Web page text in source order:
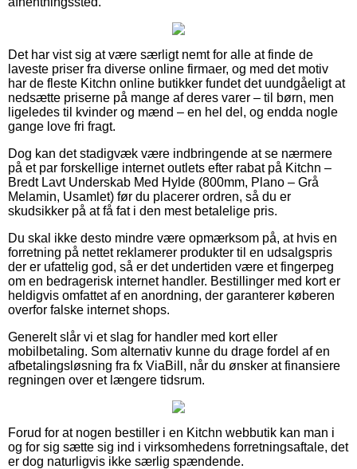
Det har vist sig at være særligt nemt for alle at finde de
laveste priser fra diverse online firmaer, og med det motiv
har de fleste Kitchn online butikker fundet det uundgåeligt at
nedsætte priserne på mange af deres varer – til børn, men
ligeledes til kvinder og mænd – en hel del, og endda nogle
gange love fri fragt.
Dog kan det stadigvæk være indbringende at se nærmere
på et par forskellige internet outlets efter rabat på Kitchn –
Bredt Lavt Underskab Med Hylde (800mm, Plano – Grå
Melamin, Usamlet) før du placerer ordren, så du er
skudsikker på at få fat i den mest betalelige pris.
Du skal ikke desto mindre være opmærksom på, at hvis en
forretning på nettet reklamerer produkter til en udsalgspris
der er ufattelig god, så er det undertiden være et fingerpeg
om en bedragerisk internet handler. Bestillinger med kort er
heldigvis omfattet af en anordning, der garanterer køberen
overfor falske internet shops.
Generelt slår vi et slag for handler med kort eller
mobilbetaling. Som alternativ kunne du drage fordel af en
afbetalingsløsning fra fx ViaBill, når du ønsker at finansiere
regningen over et længere tidsrum.
Forud for at nogen bestiller i en Kitchn webbutik kan man i
og for sig sætte sig ind i virksomhedens forretningsaftale, det
er dog naturligvis ikke særlig spændende.